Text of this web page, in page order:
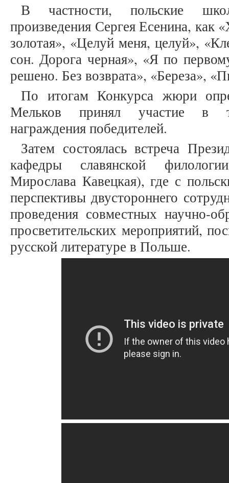
В частности, польские
произведения Сергея Есенина, как
золотая», «Целуй меня, целуй»,
сон. Дорога черная», «Я по
решено. Без возврата», «Береза»,
По итогам Конкурса жюри
Мельков принял участие в
награждения победителей.
Затем состоялась встреча
кафедры славянской
Мирослава Кавецкая), где с
перспективы двустороннего
проведения совместных научно-
просветительских мероприятий,
русской литературе в Польше.